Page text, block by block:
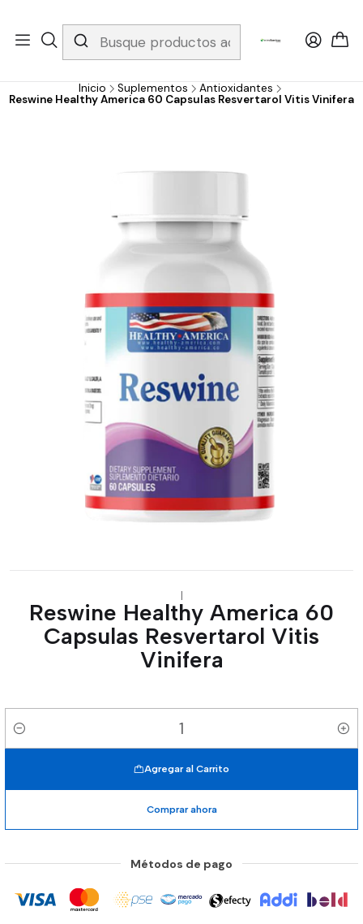
Whatsapp 3229079958/ Fijo 6019251796 / Envios a todo el país y
gratis apartir de 199.000!
Inicio Suplementos
Antioxidantes
Reswine Healthy America 60 Capsulas Resvertarol Vitis Vinifera
|
Reswine Healthy America 60
Capsulas Resvertarol Vitis
Vinifera
Cantidad
Agregar al Carrito
Comprar ahora
Métodos de pago